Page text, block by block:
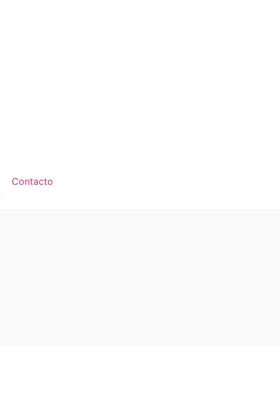
Contacto